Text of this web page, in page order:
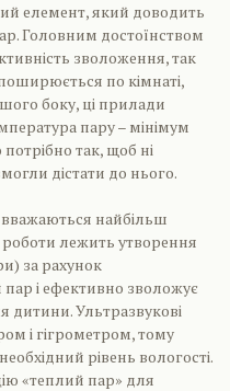
елемент, який доводить
Головним достоїнством
зволоження, так
по кімнаті,
боку, ці прилади
пару – мінімум
так, щоб ні
дістати до нього.
вважаються найбільш
лежить утворення
за рахунок
і ефективно зволожує
дитини. Ультразвукові
і гігрометром, тому
рівень вологості.
«теплий пар» для